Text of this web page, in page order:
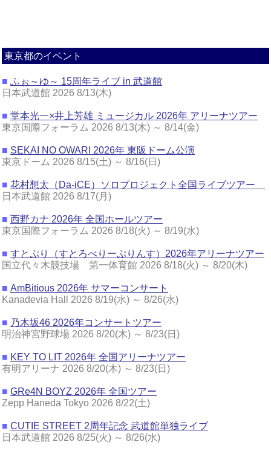
東京都のイベント
■ ふぉ～ゆ～ 15周年ライブ in 武道館
日本武道館 2026 8/13(木)
■ 堂本光一×井上芳雄 ミュージカル 2026年 アリーナツアー
東京国際フォーラム 2026 8/13(木) ～ 8/14(金)
■ SEKAI NO OWARI 2026年 東阪ドーム公演
東京ドーム 2026 8/15(土) ～ 8/16(日)
■ 花村想太（Da-iCE）ソロプロジェクト全国ライブツアー
日本武道館 2026 8/17(月)
■ 西野カナ 2026年 全国ホールツアー
東京国際フォーラム 2026 8/18(火) ～ 8/19(水)
■ すとぷり（すとろべりーぷりんす）2026年アリーナツアー
国立代々木競技場 第一体育館 2026 8/18(火) ～ 8/20(木)
■ AmBitious 2026年 サマーコンサート
Kanadevia Hall 2026 8/19(水) ～ 8/26(水)
■ 乃木坂46 2026年コンサートツアー
明治神宮野球場 2026 8/20(木) ～ 8/23(日)
■ KEY TO LIT 2026年 全国アリーナツアー
有明アリーナ 2026 8/20(木) ～ 8/23(日)
■ GRe4N BOYZ 2026年 全国ツアー
Zepp Haneda Tokyo 2026 8/22(土)
■ CUTIE STREET 2周年記念 武道館単独ライブ
日本武道館 2026 8/25(火) ～ 8/26(水)